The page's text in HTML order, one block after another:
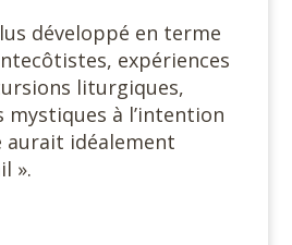
développé en terme
expériences
liturgiques,
à l’intention
aurait idéalement
».